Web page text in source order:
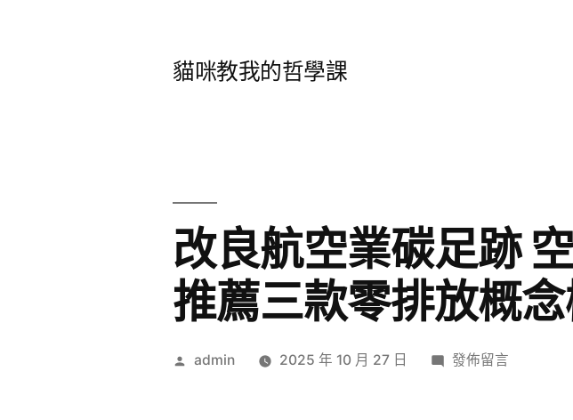
貓咪教我的哲學課
改良航空業碳足跡
推薦三款零排放概
作
admin 2025 年 10 月 27 日
在
發佈留言